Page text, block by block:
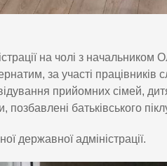
на чолі з
за участі працівників
прийомних сімей,
позбавлені батьківського
державної адміністрації.